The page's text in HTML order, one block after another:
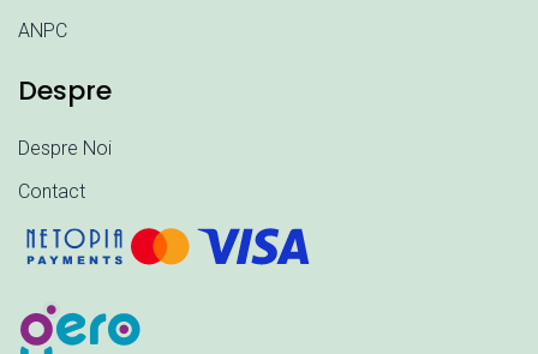
ANPC
Despre
Despre Noi
Contact